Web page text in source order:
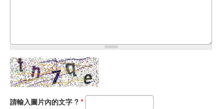
請輸入圖片內的文字 ? *